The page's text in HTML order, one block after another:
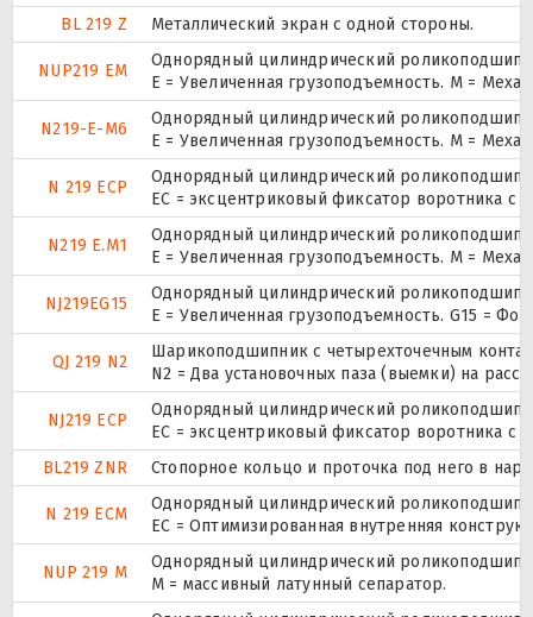
BL 219 Z
Металлический экран с одной стороны.
NUP219 EM
Однорядный цилиндрический
E = Увеличенная грузоподъемность. М =
N219-E-M6
Однорядный цилиндрический
E = Увеличенная грузоподъемность. М =
N 219 ECP
Однорядный цилиндрический
ЕС = эксцентриковый фиксатор воротника с
N219 E.M1
Однорядный цилиндрический
E = Увеличенная грузоподъемность. М =
NJ219EG15
Однорядный цилиндрический
E = Увеличенная грузоподъемность. G15 =
QJ 219 N2
Шарикоподшипник с четырехточечным
N2 = Два установочных паза (выемки) на
NJ219 ECP
Однорядный цилиндрический
ЕС = эксцентриковый фиксатор воротника с
BL219 ZNR
Стопорное кольцо и проточка под него в
N 219 ECM
Однорядный цилиндрический
EC = Оптимизированная внутренняя
NUP 219 M
Однорядный цилиндрический
M = массивный латунный сепаратор.